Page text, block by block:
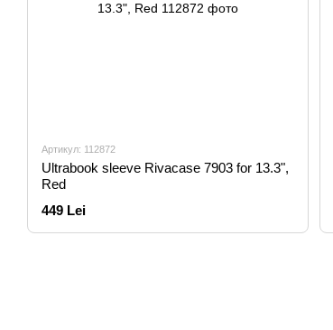
Артикул: 112872
Ultrabook sleeve Rivacase 7903 for 13.3",
Red
449 Lei